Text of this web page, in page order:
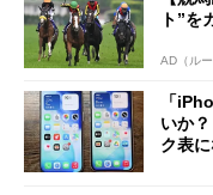
ト”を
AD（ルー
「
いか
ク表